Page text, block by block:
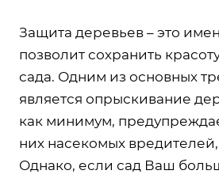
Защита деревьев – это
позволит сохранить
сада. Одним из основных
является опрыскивание
как минимум,
них насекомых
Однако, если сад Ваш